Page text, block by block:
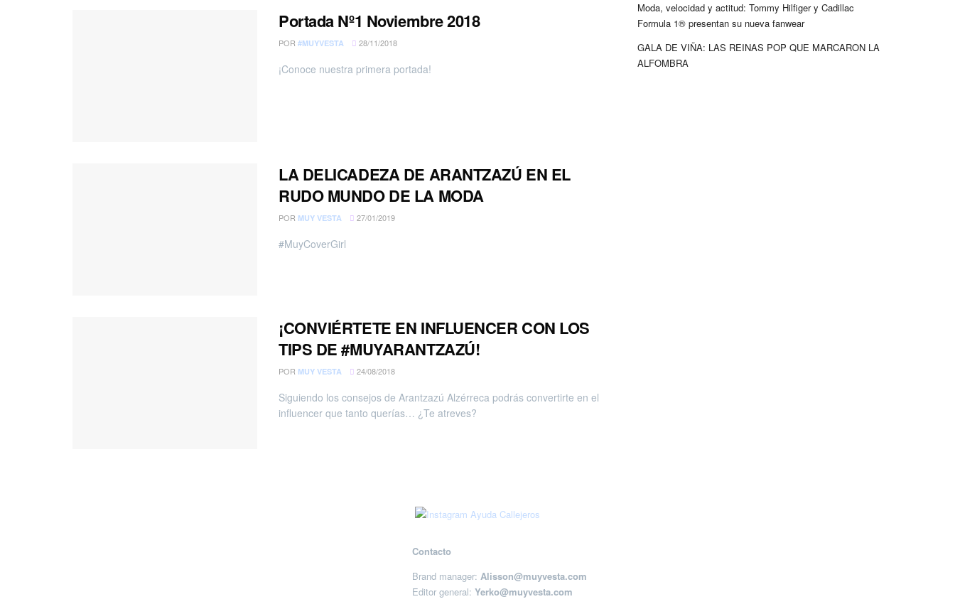
Portada Nº1 Noviembre 2018
POR #MUYVESTA 28/11/2018
¡Conoce nuestra primera portada!
LA DELICADEZA DE ARANTZAZÚ EN EL
RUDO MUNDO DE LA MODA
POR MUY VESTA 27/01/2019
#MuyCoverGirl
¡CONVIÉRTETE EN INFLUENCER CON LOS
TIPS DE #MUYARANTZAZÚ!
POR MUY VESTA 24/08/2018
Siguiendo los consejos de Arantzazú Alzérreca podrás convertirte en el
influencer que tanto querías… ¿Te atreves?
Moda, velocidad y actitud: Tommy Hilfiger y Cadillac
Formula 1® presentan su nueva fanwear
GALA DE VIÑA: LAS REINAS POP QUE MARCARON LA
ALFOMBRA
Contacto
Brand manager: Alisson@muyvesta.com
Editor general: Yerko@muyvesta.com